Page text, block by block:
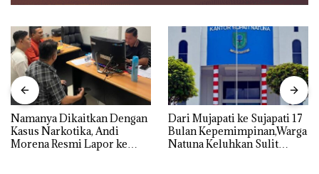
Namanya Dikaitkan Dengan
Kasus Narkotika, Andi
Morena Resmi Lapor ke
Dari Mujapati ke Sujapati 17
Bulan Kepemimpinan,Warga
Natuna Keluhkan Sulit